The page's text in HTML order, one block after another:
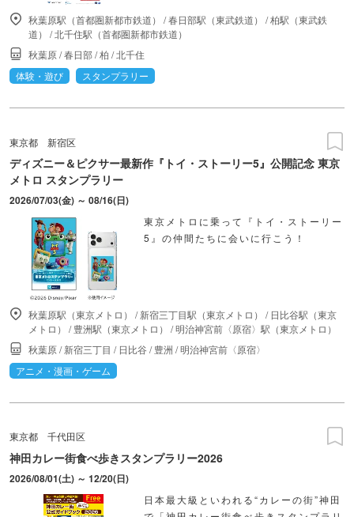
秋葉原駅（首都圏新都市鉄道） /春日部駅（東武鉄道） /柏駅（東武鉄
道） /北千住駅（首都圏新都市鉄道）
秋葉原/春日部/柏 /北千住
体験・遊び
スタンプラリー
東京都 新宿区
ディズニー＆ピクサー最新作『トイ・ストーリー5』公開記念 東京
メトロ スタンプラリー
2026/07/03(金) ～ 08/16(日)
東京メトロに乗って『トイ・ストーリー
5』の仲間たちに会いに行こう！
秋葉原駅（東京メトロ） /新宿三丁目駅（東京メトロ） / 日比谷駅（東京
メトロ） /豊洲駅（東京メトロ） /明治神宮前〈原宿〉駅（東京メトロ）
秋葉原/新宿三丁目 / 日比谷 /豊洲 /明治神宮前〈原宿〉
アニメ・漫画・ゲーム
東京都 千代田区
神田カレー街食べ歩きスタンプラリー2026
2026/08/01(土) ～ 12/20(日)
日本最大級といわれる“カレーの街”神田